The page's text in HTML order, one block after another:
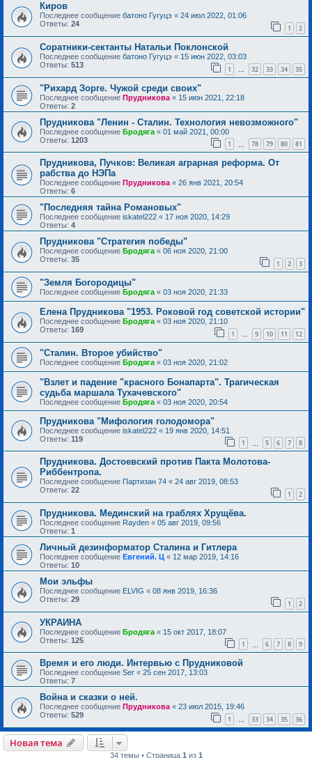
Киров
Последнее сообщение батоно Гугуцэ « 24 июл 2022, 01:06
Ответы: 24 1 2
Соратники-сектанты Натальи Поклонской
Последнее сообщение батоно Гугуцэ « 15 июн 2022, 03:03
Ответы: 513 1 … 32 33 34 35
"Рихард Зорге. Чужой среди своих"
Последнее сообщение Прудникова « 15 июн 2021, 22:18
Ответы: 2
Прудникова "Ленин - Сталин. Технология невозможного"
Последнее сообщение Бродяга « 01 май 2021, 00:00
Ответы: 1203 1 78 79 80 81
Прудникова, Пучков: Великая аграрная реформа. От
рабства до НЭПа
Последнее сообщение Прудникова« 26 янв 2021, 20:54
Ответы: 6
"Последняя тайна Романовых"
Последнее сообщение iskatel222 « 17 ноя 2020, 14:29
Ответы: 4
Прудникова "Стратегия победы"
Последнее сообщение Бродяга« 06 ноя 2020, 21:00
Ответы: 35 1 2 3
"Земля Богородицы"
Последнее сообщение Бродяга « 03 ноя 2020, 21:33
Елена Прудникова "1953. Роковой год советской истории"
Последнее сообщение Бродяга « 03 ноя 2020, 21:10
Ответы: 169 1 … 9 10 11 12
"Сталин. Второе убийство"
Последнее сообщение Бродяга « 03 ноя 2020, 21:02
"Взлет и падение "красного Бонапарта". Трагическая
судьба маршала Тухачевского"
Последнее сообщение Бродяга « 03 ноя 2020, 20:54
Прудникова "Мифология голодомора"
Последнее сообщение iskatel222 « 19 янв 2020, 14:51
Ответы: 119 1 5 6 7 8
Прудникова. Достоевский против Пакта Молотова-
Риббентропа.
Последнее сообщение Партизан 74 « 24 авг 2019, 08:53
Ответы: 22 1 2
Прудникова. Мединский на граблях Хрущёва.
Последнее сообщение Rayden « 05 авг 2019, 09:56
Ответы: 1
Личный дезинформатор Сталина и Гитлера
Последнее сообщение Евгений. Ц « 12 мар 2019, 14:16
Ответы: 10
Мои эльфы
Последнее сообщение ELVIG « 08 янв 2019, 16:36
Ответы: 29 1 2
УКРАИНА
Последнее сообщение Бродяга « 15 окт 2017, 18:07
Ответы: 125 1 6 7 8 9
Время и его люди. Интервью с Прудниковой
Последнее сообщение Ser « 25 сен 2017, 13:03
Ответы: 7
Война и сказки о ней.
Последнее сообщение Прудникова « 23 июл 2015, 19:46
Ответы: 529 1 … 33 34 35 36
Новая тема
34 темы • Страница 1 из 1